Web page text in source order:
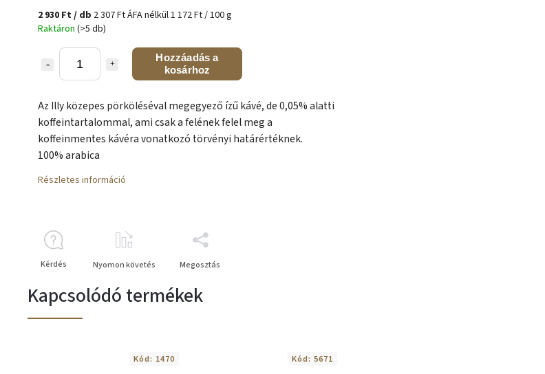
2 930 Ft/ db 2 307 Ft ÁFA nélkül1 172 Ft / 100 g
Raktáron (>5 db)
Hozzáadás a
kosárhoz
Az Illy közepes pörköléséval megegyező ízű kávé, de 0,05% alatti
koffeintartalommal, ami csak a felének felel meg a
koffeinmentes kávéra vonatkozó törvényi határértéknek.
100% arabica
Részletes információ
Kérdés Nyomon követés Megosztás
Kapcsolódó termékek
Kód: 1470 Kód: 5671